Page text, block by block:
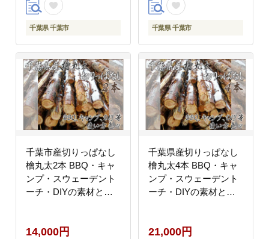
千葉県 千葉市 千葉県 千葉市
千葉市産切りっぱなし
檜丸太2本 BBQ・キャ
ンプ・スウェーデント
ーチ・DIYの素材とし
薪 焚火 火持ちが良い
14,000円
千葉県産切りっぱなし
檜丸太4本 BBQ・キャ
ンプ・スウェーデント
ーチ・DIYの素材とし
薪 焚火 火持ちが良い
21,000円